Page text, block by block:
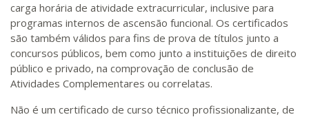
carga horária de atividade extracurricular, inclusive para
programas internos de ascensão funcional. Os certificados
são também válidos para fins de prova de títulos junto a
concursos públicos, bem como junto a instituições de direito
público e privado, na comprovação de conclusão de
Atividades Complementares ou correlatas.
Não é um certificado de curso técnico profissionalizante, de